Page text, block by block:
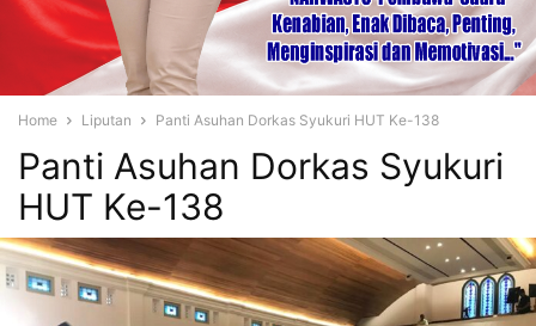
Home Liputan Panti Asuhan Dorkas Syukuri HUT Ke-138
Panti Asuhan Dorkas Syukuri
HUT Ke-138